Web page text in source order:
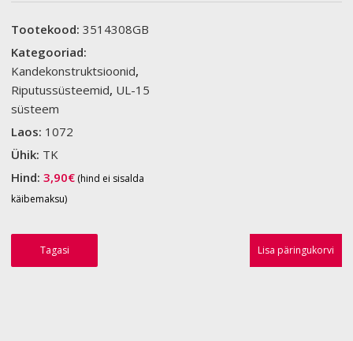
Tootekood:3514308GB
Kategooriad:
Kandekonstruktsioonid,
Riputussüsteemid, UL-15
süsteem
Laos: 1072
Ühik: TK
Hind:3,90€ (hind ei sisalda
käibemaksu)
Tagasi Lisa päringukorvi